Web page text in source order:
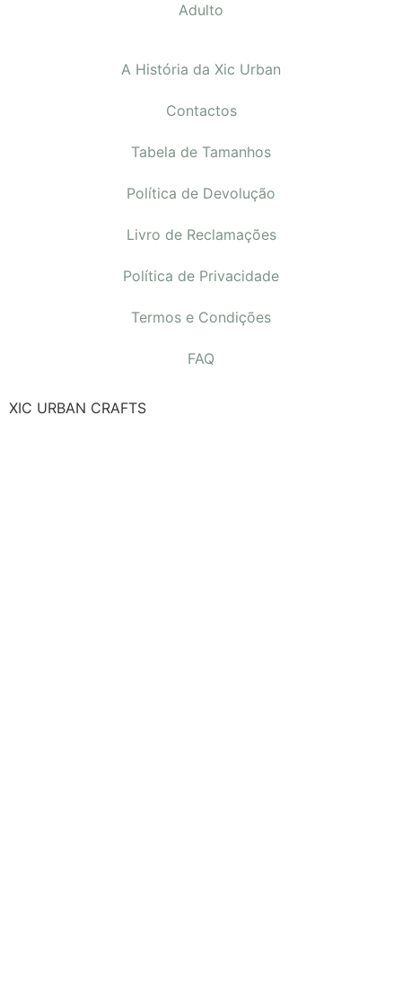
Adulto
A História da Xic Urban
Contactos
Tabela de Tamanhos
Política de Devolução
Livro de Reclamações
Política de Privacidade
Termos e Condições
FAQ
XIC URBAN CRAFTS